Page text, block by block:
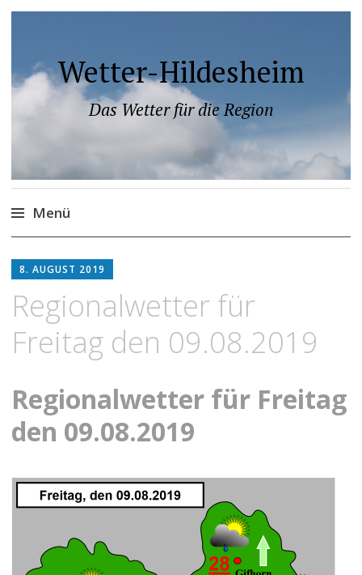
Wetter-Hildesheim
Das Wetter für die Region
Menü
Inhalt
8. AUGUST 2019
Regionalwetter für
Freitag den 09.08.2019
Regionalwetter für Freitag
den 09.08.2019